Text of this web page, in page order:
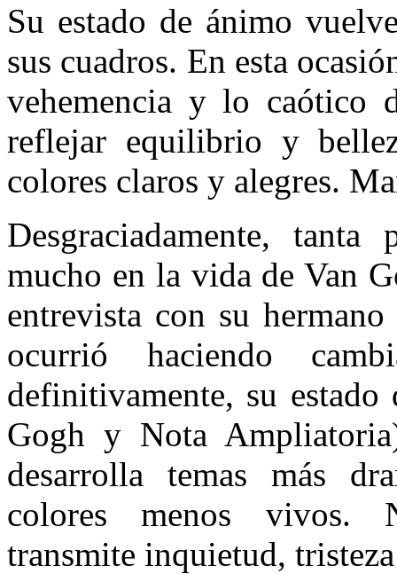
Su estado de ánimo
sus cuadros. En esta
vehemencia y lo caótico
reflejar equilibrio y
colores claros y alegres.
Desgraciadamente,
mucho en la vida de Van
entrevista con su
ocurrió haciendo
definitivamente, su
Gogh y Nota
desarrolla temas más
colores menos vivos.
transmite inquietud,